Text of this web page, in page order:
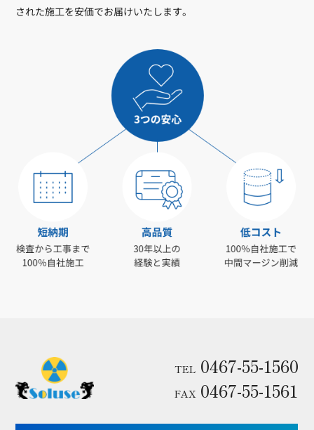
された施工を安価でお届けいたします。
TEL 0467-55-1560
FAX 0467-55-1561